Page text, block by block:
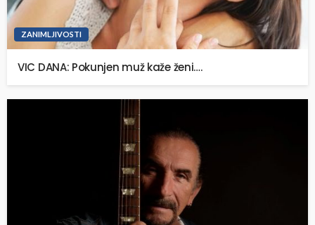
ZANIMLJIVOSTI
VIC DANA: Pokunjen muž kaže ženi….